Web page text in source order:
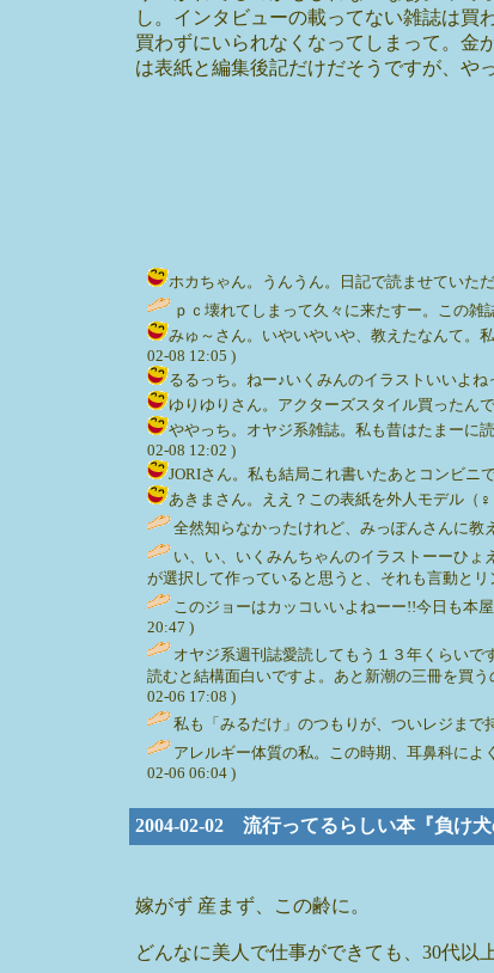
し。インタビューの載ってない雑誌は買
買わずにいられなくなってしまって。金
は表紙と編集後記だけだそうですが、や
ホカちゃん。うんうん。日記で読ませていた
ｐｃ壊れてしまって久々に来たすー。この
みゅ～さん。いやいやいや、教えたなんて。
02-08 12:05 )
るるっち。ねー♪いくみんのイラストいいよ
ゆりゆりさん。アクターズスタイル買ったん
ややっち。オヤジ系雑誌。私も昔はたまーに
02-08 12:02 )
JORIさん。私も結局これ書いたあとコンビニ
あきまさん。ええ？この表紙を外人モデル（
全然知らなかったけれど、みっぽんさんに教
い、い、いくみんちゃんのイラストーーひ
が選択して作っていると思うと、それも言動と
このジョーはカッコいいよねーー!!今日も本
20:47 )
オヤジ系週刊誌愛読してもう１３年くらいで
読むと結構面白いですよ。あと新潮の三冊を買
02-06 17:08 )
私も「みるだけ」のつもりが、ついレジまで
アレルギー体質の私。この時期、耳鼻科に
02-06 06:04 )
2004-02-02 流行ってるらしい本『負け犬
嫁がず 産まず、この齢に。
どんなに美人で仕事ができても、30代